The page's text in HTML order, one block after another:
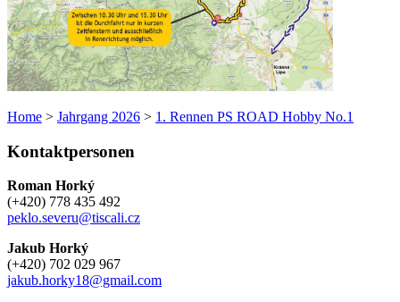
Home > Jahrgang 2026 > 1. Rennen PS ROAD Hobby No.1
Kontaktpersonen
Roman Horký
(+420) 778 435 492
peklo.severu@tiscali.cz
Jakub Horký
(+420) 702 029 967
jakub.horky18@gmail.com